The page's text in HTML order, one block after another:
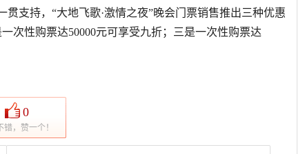
支持，“大地飞歌·激情之夜”晚会门票销售推出三种优惠
次性购票达50000元可享受九折；三是一次性购票达
0
错，赞一个！